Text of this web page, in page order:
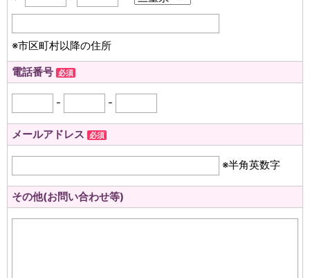
※市区町村以降の住所
電話番号 必須
- -
メールアドレス 必須
※半角英数字
その他(お問い合わせ等)